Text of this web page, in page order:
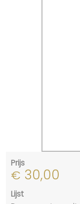
Prijs
€ 30,00
Lijst